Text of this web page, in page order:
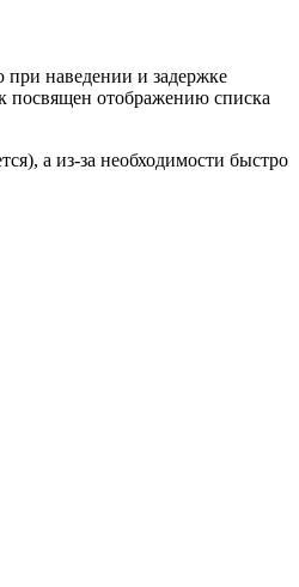
при наведении и задержке
посвящен отображению списка
а из-за необходимости быстро